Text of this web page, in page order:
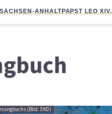
SACHSEN-ANHALTPAPST LEO XIV.
(Bild: EKD)